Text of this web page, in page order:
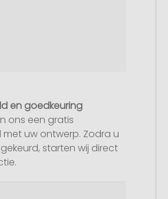
en goedkeuring
ons een gratis
uw ontwerp. Zodra u
starten wij direct